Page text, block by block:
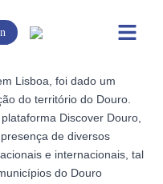
Lisboa, foi dado um
do território do Douro.
Discover Douro,
de diversos
e internacionais, tal
do Douro